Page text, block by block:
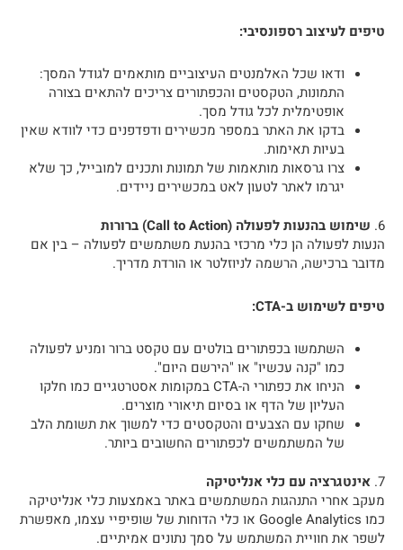
טיפים לעיצוב רספונסיבי:
ודאו שכל האלמנטים העיצוביים מותאמים לגודל המסך:
התמונות, הטקסטים והכפתורים צריכים להתאים בצורה
אופטימלית לכל גודל מסך.
בדקו את האתר במספר מכשירים ודפדפנים כדי לוודא שאין
בעיות תאימות.
צרו גרסאות מותאמות של תמונות ותכנים למובייל, כך שלא
יגרמו לאתר לטעון לאט במכשירים ניידים.
6. שימוש בהנעות לפעולה (Call to Action) ברורות
הנעות לפעולה הן כלי מרכזי בהנעת משתמשים לפעולה – בין אם
מדובר ברכישה, הרשמה לניוזלטר או הורדת מדריך.
טיפים לשימוש ב-CTA:
השתמשו בכפתורים בולטים עם טקסט ברור ומניע לפעולה
כמו "קנה עכשיו" או "הירשם היום".
הניחו את כפתורי ה-CTA במקומות אסטרטגיים כמו חלקו
העליון של הדף או בסיום תיאורי מוצרים.
שחקו עם הצבעים והטקסטים כדי למשוך את תשומת הלב
של המשתמשים לכפתורים החשובים ביותר.
7. אינטגרציה עם כלי אנליטיקה
מעקב אחרי התנהגות המשתמשים באתר באמצעות כלי אנליטיקה
כמו Google Analytics או כלי הדוחות של שופיפיי עצמו, מאפשרת
לשפר את חוויית המשתמש על סמך נתונים אמיתיים.